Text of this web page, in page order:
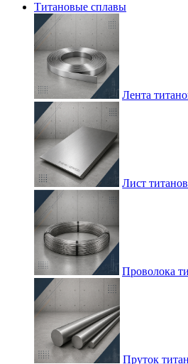
Титановые сплавы
Лента
Лист
Проволока
Пруток